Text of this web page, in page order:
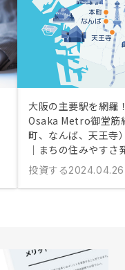
大阪の主要駅を網羅
Osaka Metro御堂筋
町、なんば、天王寺
｜まちの住みやすさ
投資する2024.04.26